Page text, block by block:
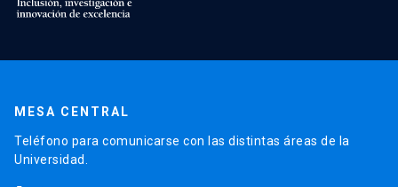
MESA CENTRAL
Teléfono para comunicarse con las distintas áreas de la
Universidad.